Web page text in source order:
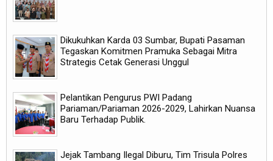
Dikukuhkan Karda 03 Sumbar, Bupati Pasaman
Tegaskan Komitmen Pramuka Sebagai Mitra
Strategis Cetak Generasi Unggul
Pelantikan Pengurus PWI Padang
Pariaman/Pariaman 2026-2029, Lahirkan Nuansa
Baru Terhadap Publik.
Jejak Tambang Ilegal Diburu, Tim Trisula Polres